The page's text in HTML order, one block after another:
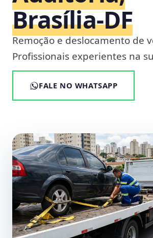
Brasília‑DF
Remoção e deslocamento de
Profissionais experientes na
FALE NO WHATSAPP